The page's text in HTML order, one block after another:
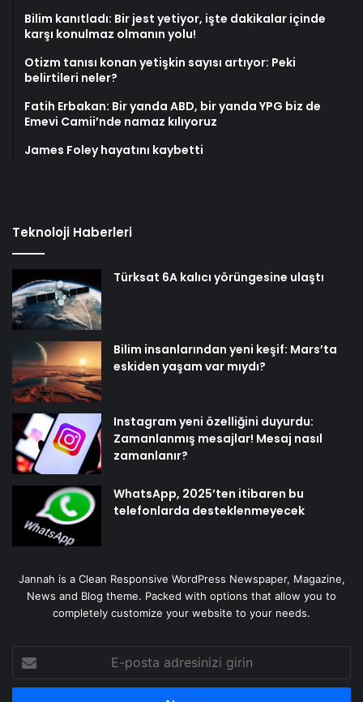
Bilim kanıtladı: Bir jest yetiyor, işte dakikalar içinde
karşı konulmaz olmanın yolu!
Otizm tanısı konan yetişkin sayısı artıyor: Peki
belirtileri neler?
Fatih Erbakan: Bir yanda ABD, bir yanda YPG biz de
Emevi Camii’nde namaz kılıyoruz
James Foley hayatını kaybetti
Teknoloji Haberleri
Türksat 6A kalıcı yörüngesine ulaştı
Bilim insanlarından yeni keşif: Mars’ta
eskiden yaşam var mıydı?
Instagram yeni özelliğini duyurdu:
Zamanlanmış mesajlar! Mesaj nasıl
zamanlanır?
WhatsApp, 2025’ten itibaren bu
telefonlarda desteklenmeyecek
Jannah is a Clean Responsive WordPress Newspaper, Magazine,
News and Blog theme. Packed with options that allow you to
completely customize your website to your needs.
posta
adresinizi